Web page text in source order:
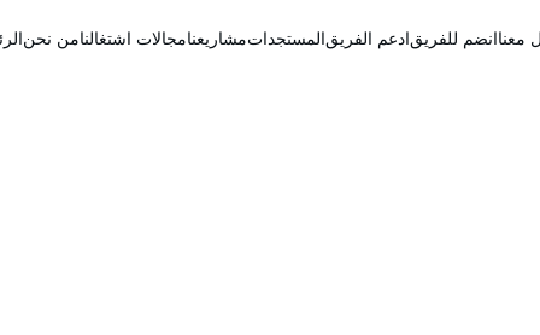
من نحنمجالات اشتغالنامشاريعناالمستجداتادعم الفريقانضم للفريقمعنا